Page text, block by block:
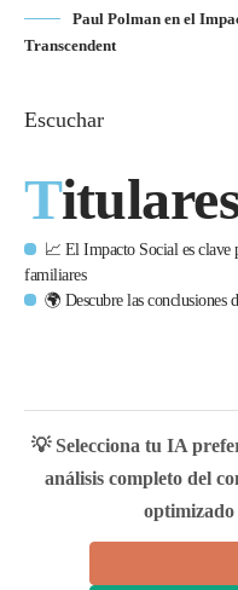
Paul Polman en el
Transcendent
Escuchar
📈 El Impacto Social es clave
familiares
🌍 Descubre las conclusiones
💡 Selecciona tu IA
análisis completo del
optimizado